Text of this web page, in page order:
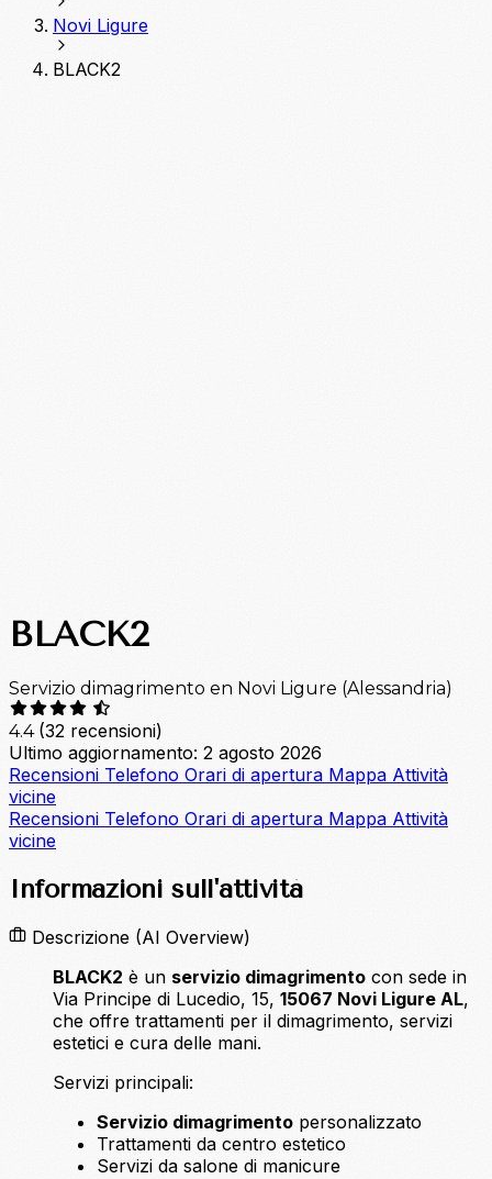
Novi Ligure
BLACK2
BLACK2
Servizio dimagrimento en Novi Ligure (Alessandria)
4.4 (32 recensioni)
Ultimo aggiornamento: 2 agosto 2026
Recensioni Telefono Orari di apertura Mappa Attività
vicine
Recensioni Telefono Orari di apertura Mappa Attività
vicine
Informazioni sull'attività
Descrizione (AI Overview)
BLACK2 è un servizio dimagrimento con sede in
Via Principe di Lucedio, 15, 15067 Novi Ligure AL,
che offre trattamenti per il dimagrimento, servizi
estetici e cura delle mani.
Servizi principali:
Servizio dimagrimento personalizzato
Trattamenti da centro estetico
Servizi da salone di manicure